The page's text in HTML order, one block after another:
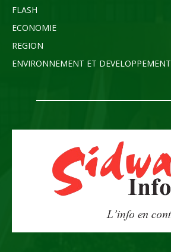
FLASH
ECONOMIE
REGION
ENVIRONNEMENT ET DEVELOPPEMENT